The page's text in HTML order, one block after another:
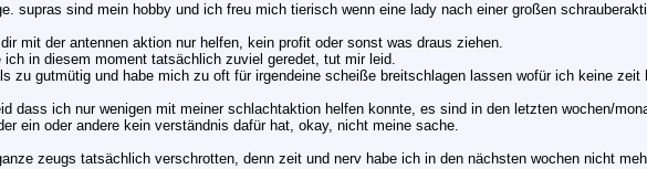
supras sind mein hobby und ich freu mich tierisch wenn eine lady nach einer großen
mit der antennen aktion nur helfen, kein profit oder sonst was draus ziehen.
ich in diesem moment tatsächlich zuviel geredet, tut mir leid.
zu gutmütig und habe mich zu oft für irgendeine scheiße breitschlagen lassen wofür ich keine zeit
dass ich nur wenigen mit meiner schlachtaktion helfen konnte, es sind in den letzten wochen/
ein oder andere kein verständnis dafür hat, okay, nicht meine sache.
zeugs tatsächlich verschrotten, denn zeit und nerv habe ich in den nächsten wochen nicht